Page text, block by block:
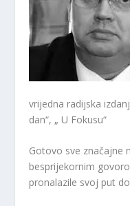
vrijedna radijska
dan“, „ U Fokusu“
Gotovo sve značajne
besprijekornim
pronalazile svoj put